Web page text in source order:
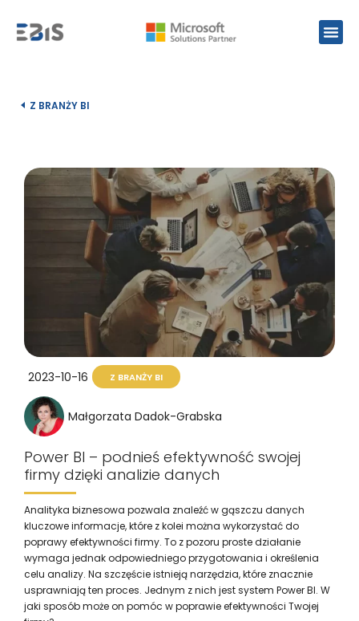
Z BRANŻY BI
2023-10-16 Z BRANŻY BI
Małgorzata Dadok-Grabska
Power BI – podnieś efektywność swojej
firmy dzięki analizie danych
Analityka biznesowa pozwala znaleźć w gąszczu danych
kluczowe informacje, które z kolei można wykorzystać do
poprawy efektywności firmy. To z pozoru proste działanie
wymaga jednak odpowiedniego przygotowania i określenia
celu analizy. Na szczęście istnieją narzędzia, które znacznie
usprawniają ten proces. Jednym z nich jest system Power BI. W
jaki sposób może on pomóc w poprawie efektywności Twojej